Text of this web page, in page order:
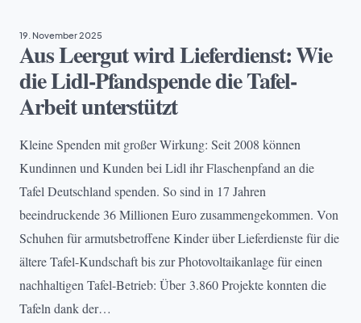
19. November 2025
Aus Leergut wird Lieferdienst: Wie
die Lidl-Pfandspende die Tafel-
Arbeit unterstützt
Kleine Spenden mit großer Wirkung: Seit 2008 können
Kundinnen und Kunden bei Lidl ihr Flaschenpfand an die
Tafel Deutschland spenden. So sind in 17 Jahren
beeindruckende 36 Millionen Euro zusammengekommen. Von
Schuhen für armutsbetroffene Kinder über Lieferdienste für die
ältere Tafel-Kundschaft bis zur Photovoltaikanlage für einen
nachhaltigen Tafel-Betrieb: Über 3.860 Projekte konnten die
Tafeln dank der…